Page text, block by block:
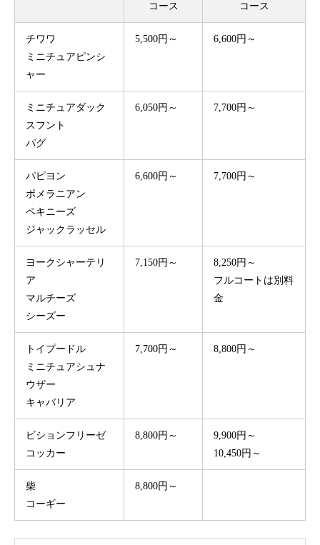
コース
コース
チワワ
ミニチュアピンシ
ャー
5,500円～ 6,600円～
ミニチュアダック
スフント
パグ
6,050円～ 7,700円～
パピヨン
ポメラニアン
ペキニーズ
ジャックラッセル
6,600円～ 7,700円～
ヨークシャーテリ
ア
マルチーズ
シーズー
7,150円～
8,250円～
フルコートは別料
金
トイプードル
ミニチュアシュナ
ウザー
キャバリア
7,700円～ 8,800円～
ビションフリーゼ
コッカー
8,800円～
9,900円～
10,450円～
柴
コーギー
8,800円～